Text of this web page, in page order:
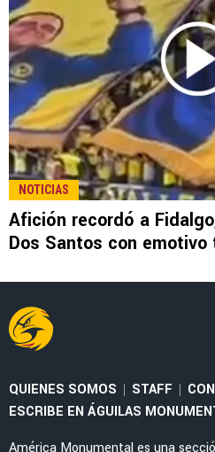
NOTICIAS
Afición recordó a
Dos Santos con
QUIENES SOMOS | STAFF |
ESCRIBE EN ÁGUILAS
América Monumental es una